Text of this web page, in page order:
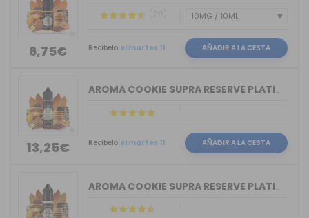
6,75€
(28)
Recíbelo el martes 11 AÑADIR A LA CESTA
13,25€
AROMA COOKIE SUPRA RESERVE PLATINUM T...
Recíbelo el martes 11 AÑADIR A LA CESTA
AROMA COOKIE SUPRA RESERVE PLATINUM T...